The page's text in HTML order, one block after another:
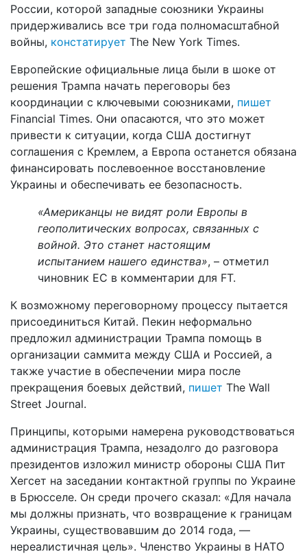
России, которой западные союзники Украины
придерживались все три года полномасштабной
войны, констатирует The New York Times.
Европейские официальные лица были в шоке от
решения Трампа начать переговоры без
координации с ключевыми союзниками, пишет
Financial Times. Они опасаются, что это может
привести к ситуации, когда США достигнут
соглашения с Кремлем, а Европа останется обязана
финансировать послевоенное восстановление
Украины и обеспечивать ее безопасность.
«Американцы не видят роли Европы в
геополитических вопросах, связанных с
войной. Это станет настоящим
испытанием нашего единства», – отметил
чиновник ЕС в комментарии для FT.
К возможному переговорному процессу пытается
присоединиться Китай. Пекин неформально
предложил администрации Трампа помощь в
организации саммита между США и Россией, а
также участие в обеспечении мира после
прекращения боевых действий, пишет The Wall
Street Journal.
Принципы, которыми намерена руководствоваться
администрация Трампа, незадолго до разговора
президентов изложил министр обороны США Пит
Хегсет на заседании контактной группы по Украине
в Брюсселе. Он среди прочего сказал: «Для начала
мы должны признать, что возвращение к границам
Украины, существовавшим до 2014 года, —
нереалистичная цель». Членство Украины в НАТО